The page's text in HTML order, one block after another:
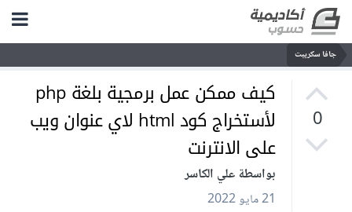
جافا سكريبت
0
كيف ممكن عمل برمجية بلغة php
لأستخراج كود html لاي عنوان ويب
على الانترنت
بواسطة علي الكاسر
21 مايو 2022